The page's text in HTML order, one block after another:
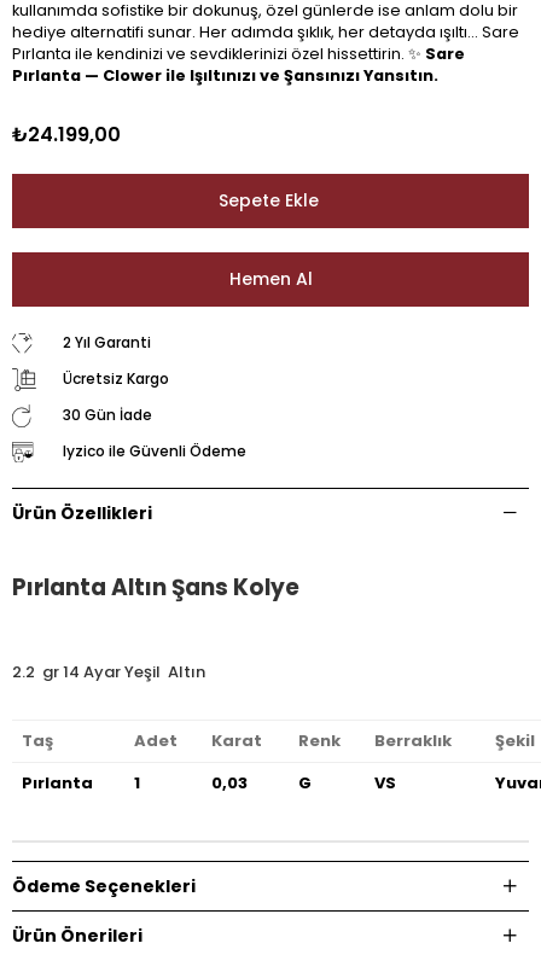
kullanımda sofistike bir dokunuş, özel günlerde ise anlam dolu bir
hediye alternatifi sunar. Her adımda şıklık, her detayda ışıltı… Sare
Pırlanta ile kendinizi ve sevdiklerinizi özel hissettirin. ✨ Sare
Pırlanta — Clower ile Işıltınızı ve Şansınızı Yansıtın.
₺24.199,00
2 Yıl Garanti
Ücretsiz Kargo
30 Gün İade
Iyzico ile Güvenli Ödeme
Ürün Özellikleri
Pırlanta Altın Şans Kolye
2.2 gr 14 Ayar Yeşil Altın
Taş Adet Karat Renk Berraklık
Şekil
Pırlanta
1 0,03 G VS
Ödeme Seçenekleri
Ürün Önerileri